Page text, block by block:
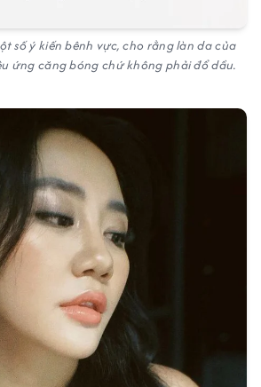
số ý kiến bênh vực, cho rằng làn da của
ứng căng bóng chứ không phải đổ dầu.